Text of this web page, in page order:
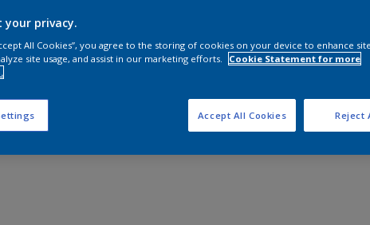
your privacy.
All Cookies”, you agree to the storing of cookies on your device to enhance site
site usage, and assist in our marketing efforts.
Cookie Statement for more
Reject
Accept All Cookies